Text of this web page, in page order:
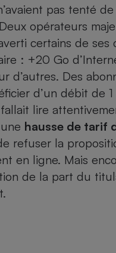
pas tenté
opérateurs
certains de
: +20 Go
Des
d’un débit de
lire
hausse de tarif
refuser la
en ligne. Mais
de la part du
Circuits courts
alimentation
Banque en
mobile
traîneau
Panneaux
multifonction
portable
santé
pour bébé